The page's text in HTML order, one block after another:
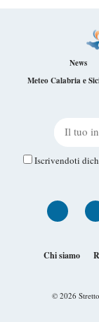
News
Meteo Calabria e
Iscrivendoti
Chi siamo
© 2026